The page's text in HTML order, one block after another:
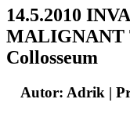
14.5.2010
MALIGNANT
Collosseum
Autor: Adrik |